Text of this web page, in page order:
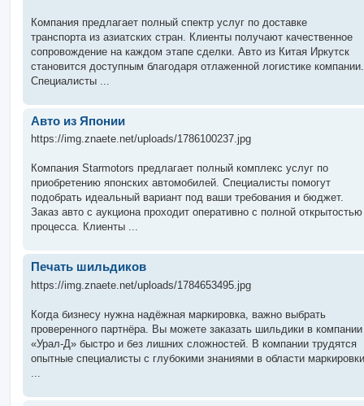
Компания предлагает полный спектр услуг по доставке
транспорта из азиатских стран. Клиенты получают качественное
сопровождение на каждом этапе сделки. Авто из Китая Иркутск
становится доступным благодаря отлаженной логистике компании.
Специалисты ...
Авто из Японии
https://img.znaete.net/uploads/1786100237.jpg
Компания Starmotors предлагает полный комплекс услуг по
приобретению японских автомобилей. Специалисты помогут
подобрать идеальный вариант под ваши требования и бюджет.
Заказ авто с аукциона проходит оперативно с полной открытостью
процесса. Клиенты ...
Печать шильдиков
https://img.znaete.net/uploads/1784653495.jpg
Когда бизнесу нужна надёжная маркировка, важно выбрать
проверенного партнёра. Вы можете заказать шильдики в компании
«Урал-Д» быстро и без лишних сложностей. В компании трудятся
опытные специалисты с глубокими знаниями в области маркировки